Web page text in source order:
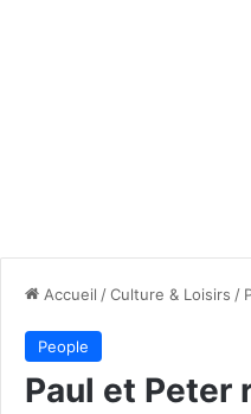
Accueil /Culture & Loisirs /
People
Paul et Peter